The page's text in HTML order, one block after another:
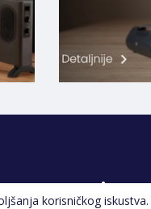
Pratite
korisničkog